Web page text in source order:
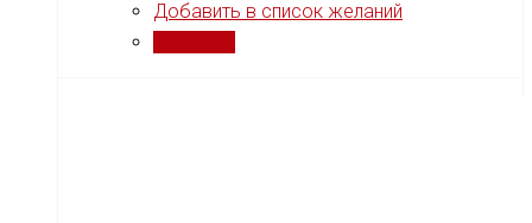
Добавить в список желаний